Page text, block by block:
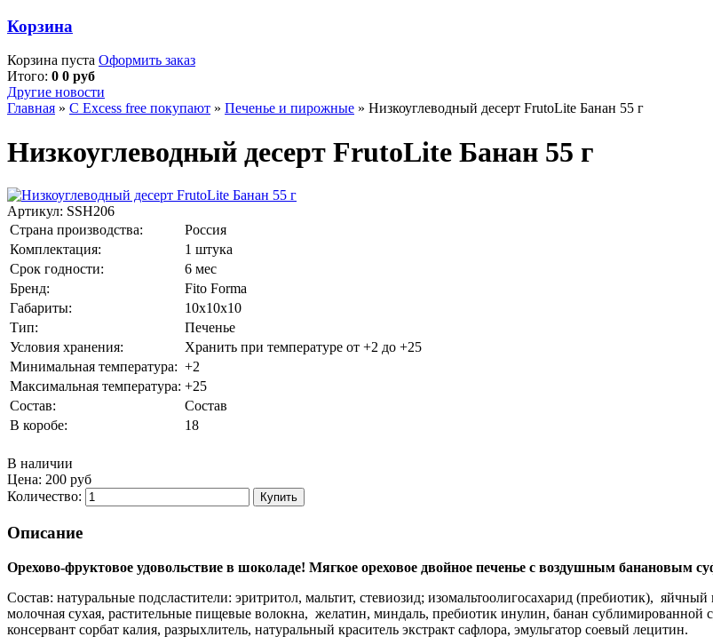
Корзина
Корзина пуста Оформить заказ
Итого: 0 0 руб
Другие новости
Главная » С Excess free покупают » Печенье и пирожные » Низкоуглеводный десерт FrutoLite Банан 55 г
Низкоуглеводный десерт FrutoLite Банан 55 г
Артикул: SSH206
Страна производства:
Россия
Комплектация:
1 штука
Срок годности:
6 мес
Бренд:
Fito Forma
Габариты:
10x10x10
Тип:
Печенье
Условия хранения:
Хранить при температуре от +2 до +25
Минимальная температура: +2
Максимальная температура: +25
Состав:
Состав
В коробе:
18
В наличии
Цена: 200 руб
Количество:
Описание
Орехово-фруктовое удовольствие в шоколаде! Мягкое ореховое двойное печенье с воздушным банановым
Состав: натуральные подсластители: эритритол, мальтит, стевиозид; изомальтоолигосахарид (пребиотик),
молочная сухая, растительные пищевые волокна, желатин, миндаль, пребиотик инулин, банан сублимированной
консервант сорбат калия, разрыхлитель, натуральный краситель экстракт сафлора, эмульгатор соевый лецитин.